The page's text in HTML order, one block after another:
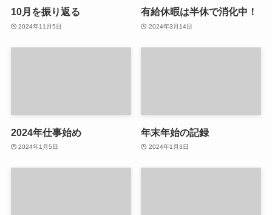
10月を振り返る
2024年11月5日
有給休暇は半休で消化中！
2024年3月14日
2024年仕事始め
2024年1月5日
年末年始の記録
2024年1月3日